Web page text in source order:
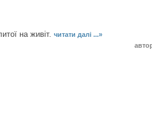
на живіт. читати далі ...»